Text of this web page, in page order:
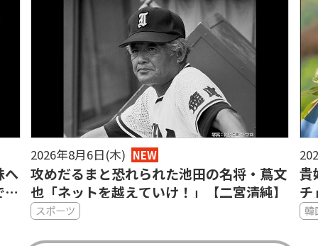
へ
2026年8月6日(木) NEW
攻めだるまと恐れられた池田の名将・蔦文
也「ネットを越えていけ！」【二宮清純】
スポーツ
貴
チ
図
韓